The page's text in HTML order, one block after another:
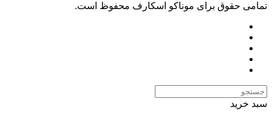
تمامی حقوق برای موناکو اسکارف محفوظ است.
سبد خرید